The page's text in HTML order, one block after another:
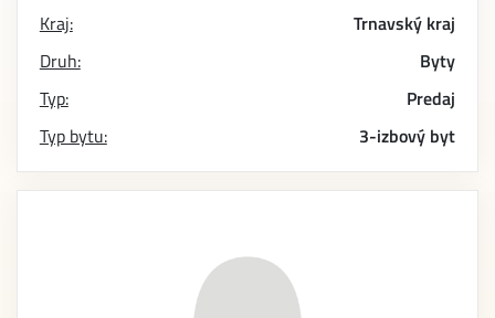
Kraj:
Trnavský kraj
Druh:
Byty
Typ:
Predaj
Typ bytu:
3-izbový byt